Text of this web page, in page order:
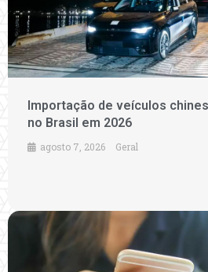
Importação de veículos
no Brasil em 2026
agosto 7, 2026 Geral